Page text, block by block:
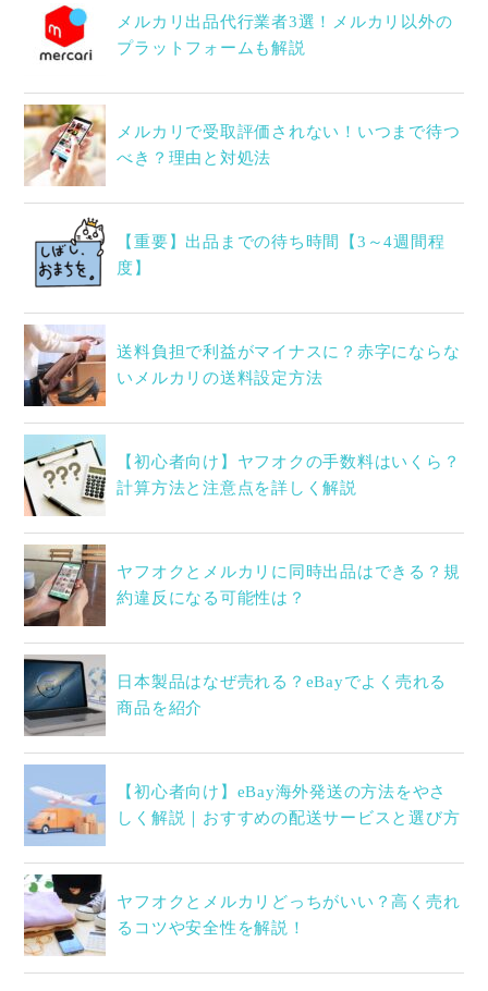
メルカリ出品代行業者3選！メルカリ以外の
プラットフォームも解説
メルカリで受取評価されない！いつまで待つ
べき？理由と対処法
【重要】出品までの待ち時間【3～4週間程
度】
送料負担で利益がマイナスに？赤字にならな
いメルカリの送料設定方法
【初心者向け】ヤフオクの手数料はいくら？
計算方法と注意点を詳しく解説
ヤフオクとメルカリに同時出品はできる？規
約違反になる可能性は？
日本製品はなぜ売れる？eBayでよく売れる
商品を紹介
【初心者向け】eBay海外発送の方法をやさ
しく解説｜おすすめの配送サービスと選び方
ヤフオクとメルカリどっちがいい？高く売れ
るコツや安全性を解説！